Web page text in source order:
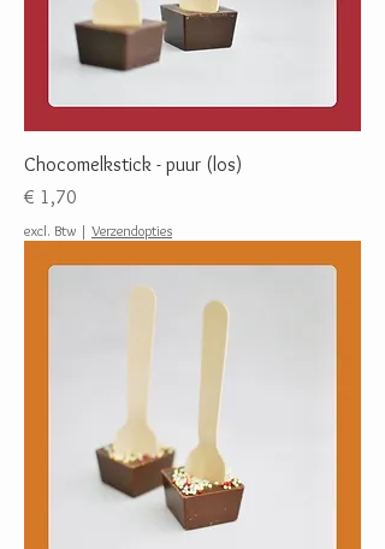
Chocomelkstick - puur (los)
Prijs
€ 1,70
excl. Btw | Verzendopties